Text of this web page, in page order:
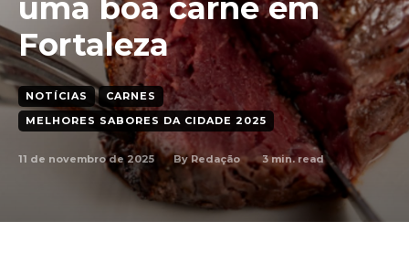
uma boa carne em
Fortaleza
NOTÍCIAS
CARNES
MELHORES SABORES DA CIDADE 2025
11 de novembro de 2025 By Redação 3min. read